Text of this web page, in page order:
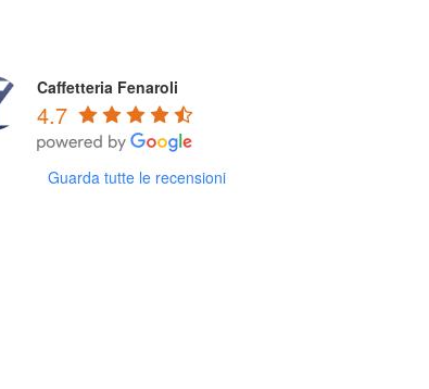
Caffetteria Fenaroli
4.7
Guarda tutte le recensioni